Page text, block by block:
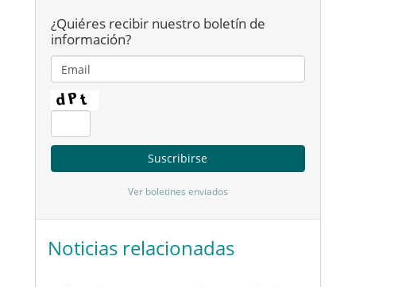
¿Quiéres recibir nuestro boletín de
información?
Ver boletines enviados
Noticias relacionadas